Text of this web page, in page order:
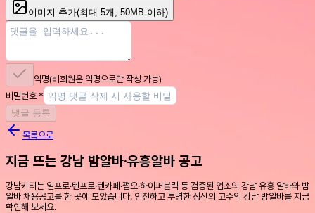
이미지 추가(최대 5개, 50MB 이하)
익명(비회원은 익명으로만 작성 가능)
비밀번호 *
댓글 등록
목록으로
지금 뜨는 강남 밤알바·유흥알바 공고
강남키티는 일프로·텐프로·텐카페·쩜오·하이퍼블릭 등 검증된 업소의 강남 유흥 알바와 밤
알바 채용공고를 한 곳에 모았습니다. 안전하고 투명한 정산의 고수익 강남 밤알바를 지금
확인해 보세요.